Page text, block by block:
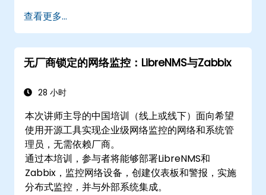
查看更多...
无厂商锁定的网络监控：LibreNMS与Zabbix
28 小时
本次讲师主导的中国培训（线上或线下）面向希望
使用开源工具实现企业级网络监控的网络和系统管
理员，无需依赖厂商。
通过本培训，参与者将能够部署LibreNMS和
Zabbix，监控网络设备，创建仪表板和警报，实施
分布式监控，并与外部系统集成。